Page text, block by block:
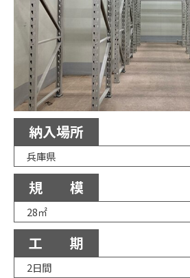
納入場所
兵庫県
規 模
28㎡
工 期
2日間